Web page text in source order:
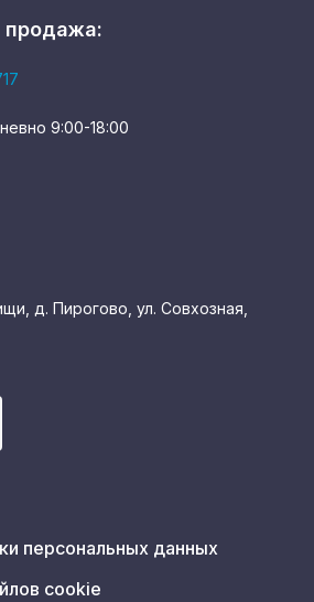
продажа:
9:00-18:00
д. Пирогово, ул. Совхозная,
персональных данных
cookie